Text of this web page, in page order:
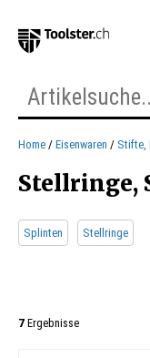
Home Eisenwaren Stifte,
Stellringe,
Splinten Stellringe
7 Ergebnisse